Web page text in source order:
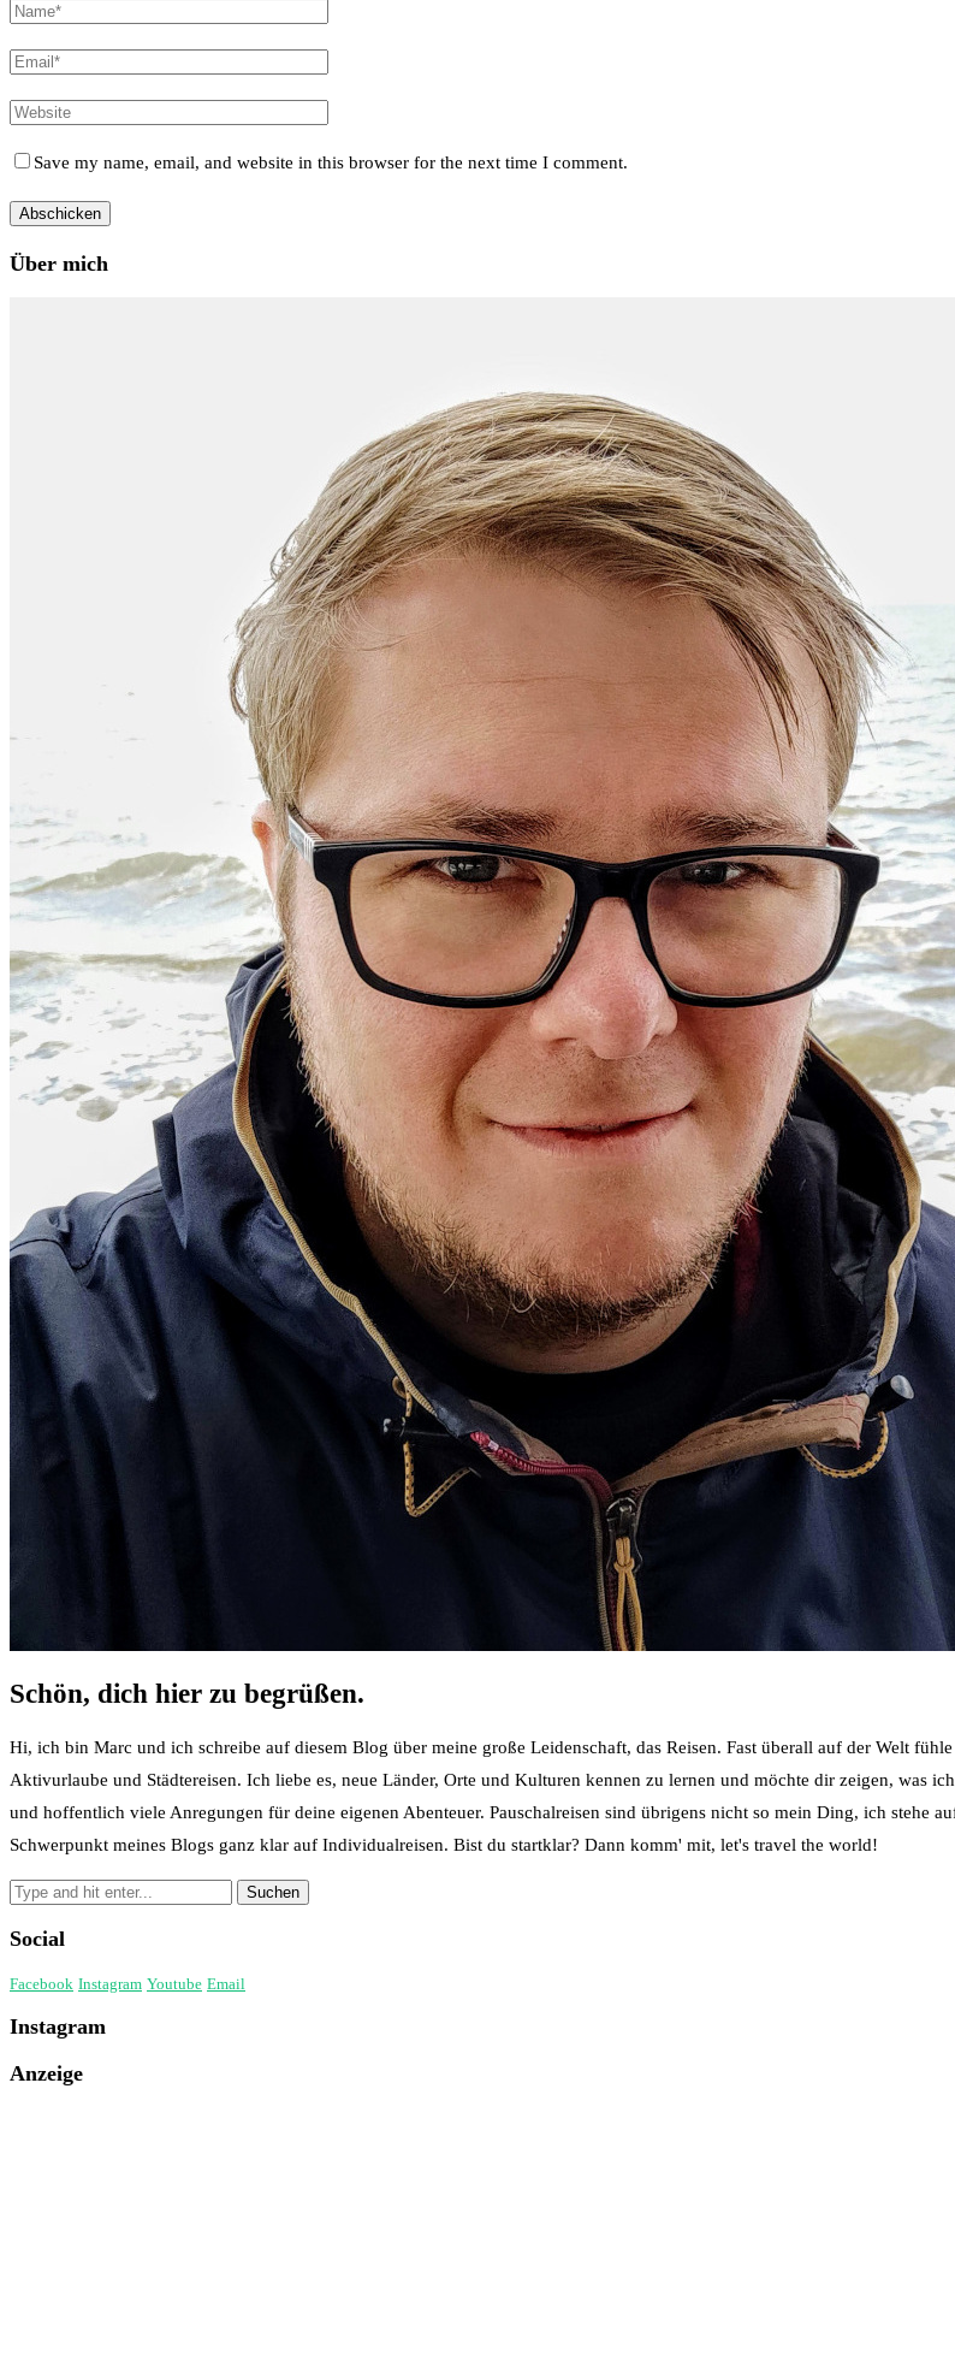
Save my name, email, and website in this browser for the next time I comment.
Über mich
Schön, dich hier zu begrüßen.
Hi, ich bin Marc und ich schreibe auf diesem Blog über meine große Leidenschaft, das Reisen. Fast überall auf der Welt
Aktivurlaube und Städtereisen. Ich liebe es, neue Länder, Orte und Kulturen kennen zu lernen und möchte dir zeigen, was
und hoffentlich viele Anregungen für deine eigenen Abenteuer. Pauschalreisen sind übrigens nicht so mein Ding, ich stehe
Schwerpunkt meines Blogs ganz klar auf Individualreisen. Bist du startklar? Dann komm' mit, let's travel the world!
Social
Facebook Instagram Youtube Email
Instagram
Anzeige